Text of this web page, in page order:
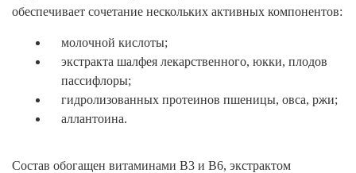
обеспечивает сочетание нескольких активных компонентов:
молочной кислоты;
экстракта шалфея лекарственного, юкки, плодов
пассифлоры;
гидролизованных протеинов пшеницы, овса, ржи;
аллантоина.
Состав обогащен витаминами B3 и B6, экстрактом